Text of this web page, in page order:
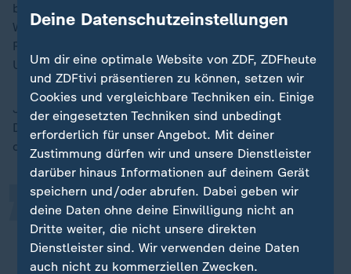
bei den ETFs. Insgesamt fließe auch mehr Geld in
Werte großer Unternehmen, IPOs fänden aber "in der
Regel im Segment der kleinen und mittleren
Unternehmen statt".
Joachim Schallmayer, Leiter Kapitalmärkte bei der
DekaBank, sieht auch ein strukturelles Problem am
deutschen Kapitalmarkt: die Größe.
Der IPO-Markt in Deutschland spielt
weder hinsichtlich der Anzahl von
Börsengängen noch im Hinblick auf
„
Deine Datenschutzeinstellungen
Um dir eine optimale Website von ZDF, ZDFheute
und ZDFtivi präsentieren zu können, setzen wir
Cookies und vergleichbare Techniken ein. Einige
der eingesetzten Techniken sind unbedingt
erforderlich für unser Angebot. Mit deiner
Zustimmung dürfen wir und unsere Dienstleister
darüber hinaus Informationen auf deinem Gerät
speichern und/oder abrufen. Dabei geben wir
deine Daten ohne deine Einwilligung nicht an
Dritte weiter, die nicht unsere direkten
Dienstleister sind. Wir verwenden deine Daten
auch nicht zu kommerziellen Zwecken.